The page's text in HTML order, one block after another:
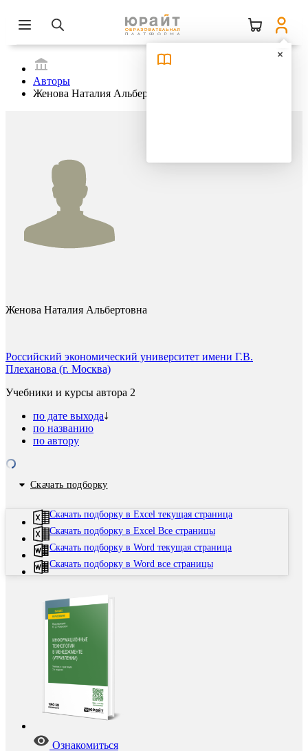
Авторы
Женова Наталия Альбертовна
Женова Наталия Альбертовна
Российский экономический университет имени Г.В.
Плеханова (г. Москва)
Учебники и курсы автора 2
по дате выхода
по названию
по автору
Скачать подборку
Скачать подборку в Excel текущая страница
Скачать подборку в Excel Все страницы
Скачать подборку в Word текущая страница
Скачать подборку в Word все страницы
Ознакомиться